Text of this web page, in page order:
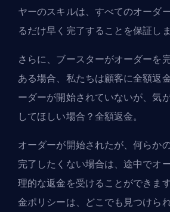
ヤーのスキルは、すべてのオーダ
るだけ早く完了することを保証しま
さらに、ブースターがオーダーを
ある場合、私たちは顧客に全額返
ーダーが開始されていないが、気
してほしい場合？全額返金。
オーダーが開始されたが、何らか
完了したくない場合は、途中でオ
理的な返金を受けることができま
金ポリシーは、どこでも見つけら